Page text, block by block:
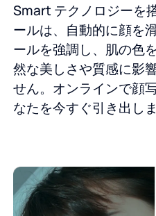
Smart テクノロジーを
ールは、自動的に顔を
ールを強調し、肌の色
然な美しさや質感に影
せん。オンラインで顔
なたを今すぐ引き出し